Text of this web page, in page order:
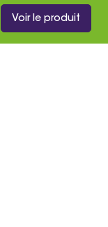
Gallet Vous
Voir le produit